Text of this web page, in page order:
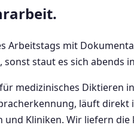
Arbeitstags mit
sonst staut es sich abends
medizinisches Diktieren
läuft direkt
und Kliniken. Wir liefern